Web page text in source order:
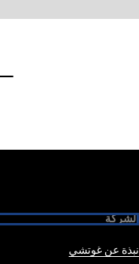
الشركة
نبذة عن غوتشي